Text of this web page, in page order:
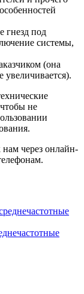
гнезд под
системы,
(она
увеличивается).
не
нам через онлайн-